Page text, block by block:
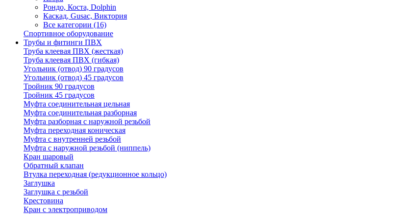
Рондо, Коста, Dolphin
Каскад, Gusac, Виктория
Все категории (16)
Спортивное оборудование
Трубы и фитинги ПВХ
Труба клеевая ПВХ (жесткая)
Труба клеевая ПВХ (гибкая)
Угольник (отвод) 90 градусов
Угольник (отвод) 45 градусов
Тройник 90 градусов
Тройник 45 градусов
Муфта соединительная цельная
Муфта соединительная разборная
Муфта разборная с наружной резьбой
Муфта переходная коническая
Муфта с внутренней резьбой
Муфта с наружной резьбой (ниппель)
Кран шаровый
Обратный клапан
Втулка переходная (редукционное кольцо)
Заглушка
Заглушка с резьбой
Крестовина
Кран с электроприводом